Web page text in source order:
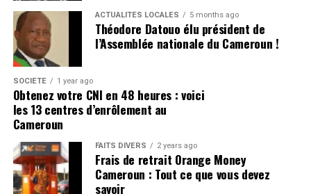
s’organise toute la stratégie du Moungo.
CLIQUEZ ici pour lire tout l’article sur
infocameroun.com
Rejoindre notre chaîne télégram pour avoir les
dernières infos
Cliquez ici
plusieurs chantiers stratégiques de la relation franco-
camerounaise, notamment sur les plans économique,
culturel et sécuritaire. Son départ marque la fin d’une
étape importante, mais les deux capitales entendent
CLIQUEZ ici pour lire tout l’article sur
infocameroun.com
Rejoindre notre chaîne télégram pour avoir les
dernières infos
Cliquez ici
ACTUALITÉS LOCALES 5 months ago
Théodore Datouo élu président de
l’Assemblée nationale du Cameroun !
SOCIÉTÉ 1 year ago
Obtenez votre CNI en 48 heures : voici
les 13 centres d’enrôlement au
Cameroun
FAITS DIVERS 2 years ago
Frais de retrait Orange Money
Cameroun : Tout ce que vous devez
savoir